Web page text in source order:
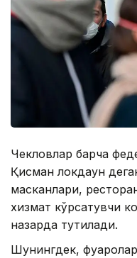
Чекловлар барча
Қисман локдаун
масканлари,
хизмат кўрсатувчи
назарда тутилади.
Шунингдек,